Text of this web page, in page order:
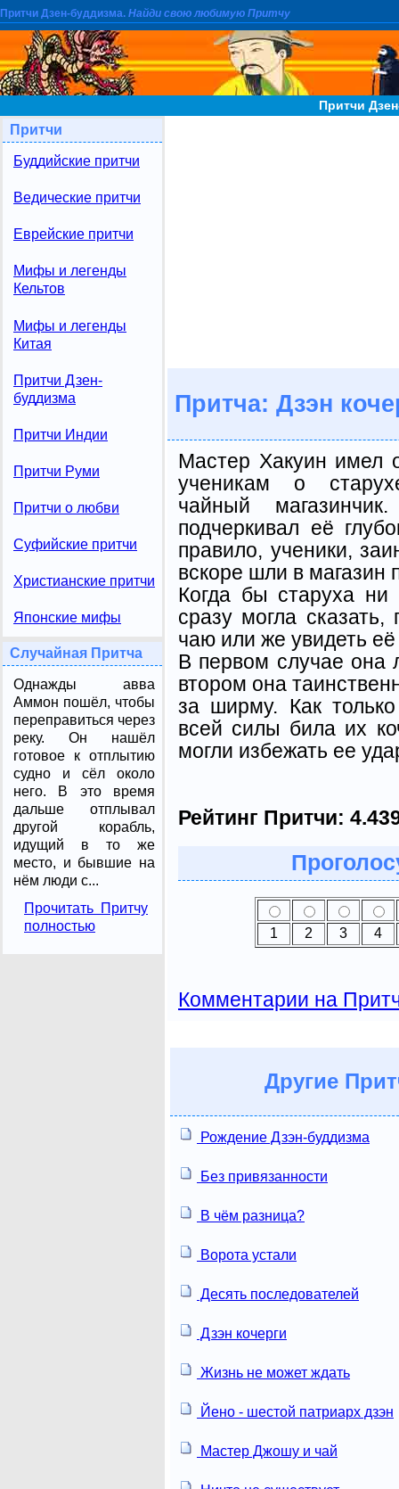
Притчи Дзен-буддизма. Найди свою любимую Притчу
Притчи
Притчи
Буддийские притчи
Ведические притчи
Еврейские притчи
Мифы и легенды
Кельтов
Мифы и легенды
Китая
Притчи Дзен-
буддизма
Притчи Индии
Притчи Руми
Притчи о любви
Суфийские притчи
Христианские притчи
Японские мифы
Случайная Притча
Однажды авва
Аммон пошёл, чтобы
переправиться через
реку. Он нашёл
готовое к отплытию
судно и сёл около
него. В это время
дальше отплывал
другой корабль,
идущий в то же
место, и бывшие на
нём люди с...
Прочитать Притчу
полностью
Притча: Дзэн
Мастер Хакуин имел
ученикам о
чайный
подчеркивал её
правило, ученики,
вскоре шли в магазин
Когда бы старуха ни
сразу могла
чаю или же увидеть
В первом случае она
втором она
за ширму. Как
всей силы била их
могли избежать ее
Рейтинг Притчи:
1 2 3 4
Комментарии на
Другие
Рождение Дзэн-буддизма
Без привязанности
В чём разница?
Ворота устали
Десять последователей
Дзэн кочерги
Жизнь не может ждать
Йено - шестой патриарх дзэн
Мастер Джошу и чай